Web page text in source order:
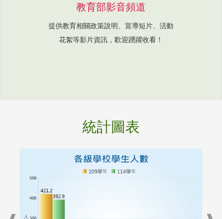
教育部影音頻道
提供教育相關政策說明、宣導短片、活動
花絮等影片資訊，歡迎踴躍收看！
統計圖表